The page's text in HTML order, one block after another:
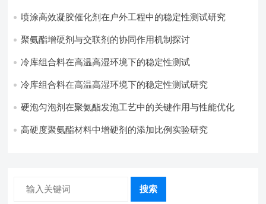
喷涂高效凝胶催化剂在户外工程中的稳定性测试研究
聚氨酯增硬剂与交联剂的协同作用机制探讨
冷库组合料在高温高湿环境下的稳定性测试​
冷库组合料在高温高湿环境下的稳定性测试研究
硬泡匀泡剂在聚氨酯发泡工艺中的关键作用与性能优化
高硬度聚氨酯材料中增硬剂的添加比例实验研究
搜索